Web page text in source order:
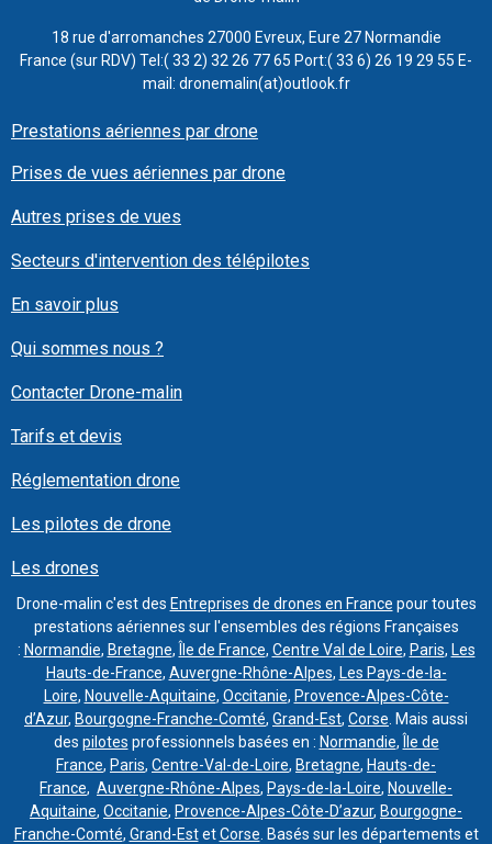
18 rue d'arromanches 27000 Evreux, Eure 27 Normandie
France (sur RDV) Tel:( 33 2) 32 26 77 65 Port:( 33 6) 26 19 29 55 E-
mail: dronemalin(at)outlook.fr
Prestations aériennes par drone
Prises de vues aériennes par drone
Autres prises de vues
Secteurs d'intervention des télépilotes
En savoir plus
Qui sommes nous ?
Contacter Drone-malin
Tarifs et devis
Réglementation drone
Les pilotes de drone
Les drones
Drone-malin c'est des Entreprises de drones en France pour toutes
prestations aériennes sur l'ensembles des régions Françaises
: Normandie, Bretagne, Île de France, Centre Val de Loire, Paris, Les
Hauts-de-France, Auvergne-Rhône-Alpes, Les Pays-de-la-
Loire, Nouvelle-Aquitaine, Occitanie, Provence-Alpes-Côte-
d’Azur, Bourgogne-Franche-Comté, Grand-Est, Corse . Mais aussi
des pilotes professionnels basées en : Normandie,
Île de
France, Paris, Centre-Val-de-Loire, Bretagne, Hauts-de-
France, Auvergne-Rhône-Alpes, Pays-de-la-Loire, Nouvelle-
Aquitaine, Occitanie, Provence-Alpes-Côte-D’azur, Bourgogne-
Franche-Comté, Grand-EstetCorse . Basés sur les départements et